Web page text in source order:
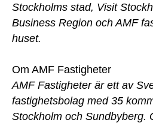
Stockholms stad, Visit
Business Region och AMF
huset.
Om AMF Fastigheter
AMF Fastigheter är ett av
fastighetsbolag med 35
Stockholm och Sundbyberg.